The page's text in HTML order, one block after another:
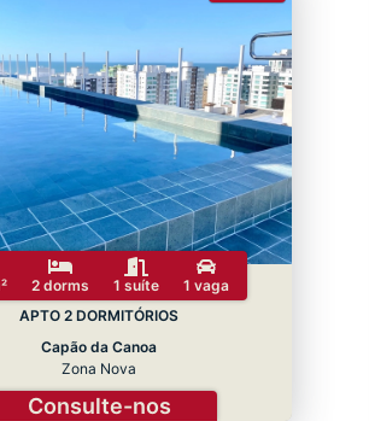
2 dorms 1 suíte
1 vaga
APTO 2 DORMITÓRIOS
Capão da Canoa
Zona Nova
Consulte-nos